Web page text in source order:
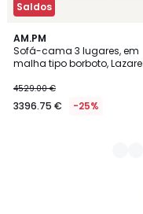
Saldos
AM.PM
Sofá-cama 3 lugares, em
malha tipo borboto, Lazare
4529.00 €
3396.75 € -25%
2
Cores